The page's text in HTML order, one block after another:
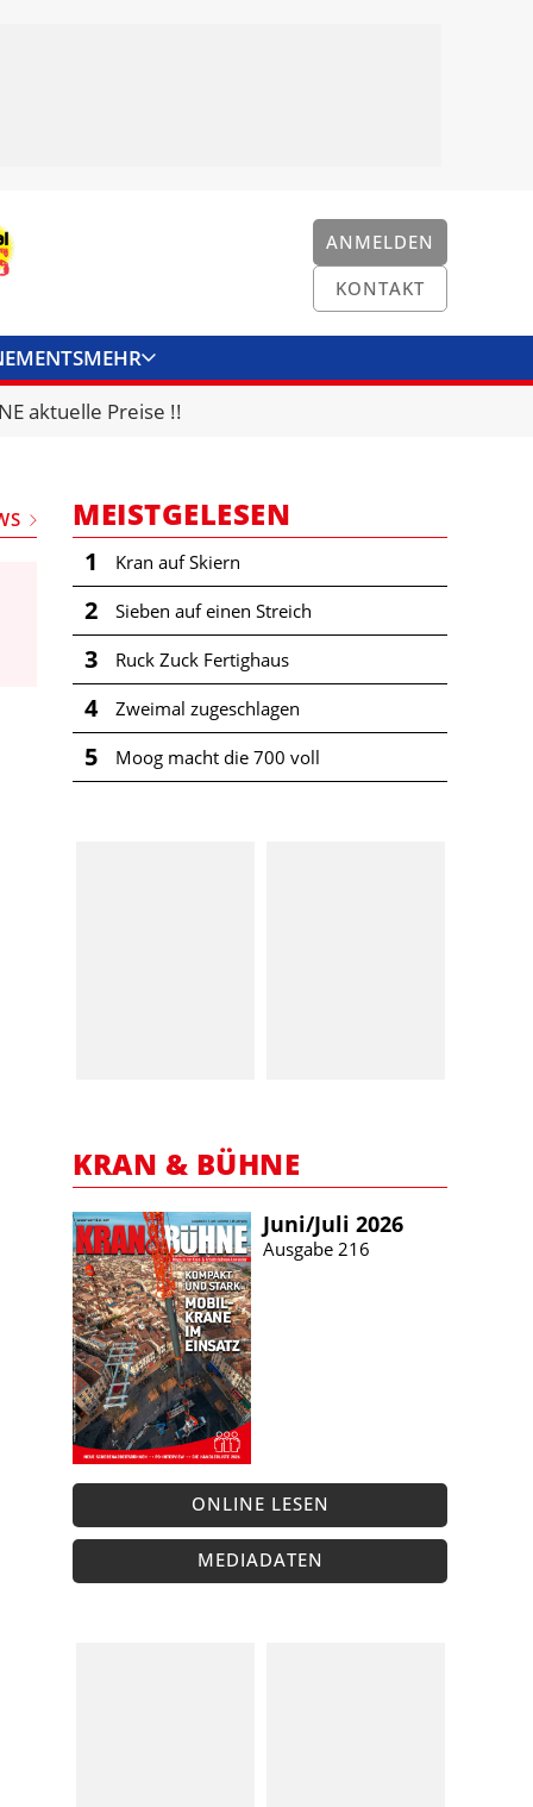
ANMELDEN
KONTAKT
MEHR
KONTAKT
aktuelle Preise !!
MEISTGELESEN
1 Kran auf Skiern
2 Sieben auf einen Streich
3 Ruck Zuck Fertighaus
4 Zweimal zugeschlagen
5 Moog macht die 700 voll
KRAN & BÜHNE
Juni/​Juli 2026
Ausgabe 216
ONLINE LESEN
MEDIADATEN